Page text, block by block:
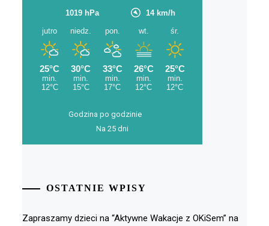
Godzina po godzinie
Na 25 dni
OSTATNIE WPISY
Zapraszamy dzieci na “Aktywne Wakacje z OKiSem” na